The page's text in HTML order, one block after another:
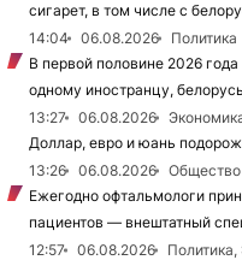
сигарет, в том числе с
14:04
06.08.2026
Политика
В первой половине 2026
одному иностранцу,
13:27
06.08.2026
Доллар, евро и юань
13:26
06.08.2026
Общество
Ежегодно офтальмологи
пациентов — внештатный
12:57
06.08.2026